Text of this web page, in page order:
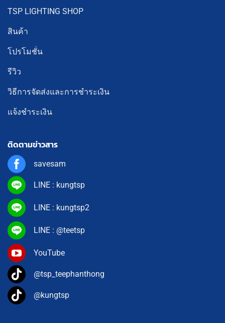
TSP LIGHTING SHOP
สินค้า
โปรโมชั่น
รีวิว
วิธีการจัดส่งและการชำระเงิน
แจ้งชำระเงิน
ติดตามข่าวสาร
savesam
LINE : kungtsp
LINE : kungtsp2
LINE : @teetsp
YouTube
@tsp_teephanthong
@kungtsp